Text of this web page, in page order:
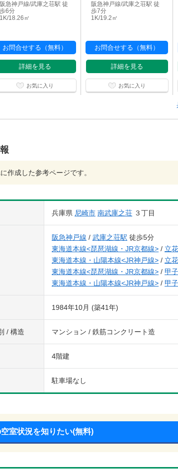
阪急神戸線/武庫之荘駅 徒
歩6分
1K/18.26㎡
お問合せする（無料）
詳細を見る
お気に入り
阪急神戸線/武庫之荘駅 徒
歩7分
1K/19.2㎡
お問合せする（無料）
詳細を見る
お気に入り
作成した参考ページです。
兵庫県 尼崎市 南武庫之荘 ３丁目
阪急神戸線 / 武庫之荘駅 徒歩5分
東海道本線<琵琶湖線・JR京都線> / 立
東海道本線・山陽本線<JR神戸線> / 立
東海道本線<琵琶湖線・JR京都線> / 甲
東海道本線・山陽本線<JR神戸線> / 甲
1984年10月 (築41年)
/ 構造 マンション / 鉄筋コンクリート造
4階建
駐車場なし
室状況を知りたい(無料)